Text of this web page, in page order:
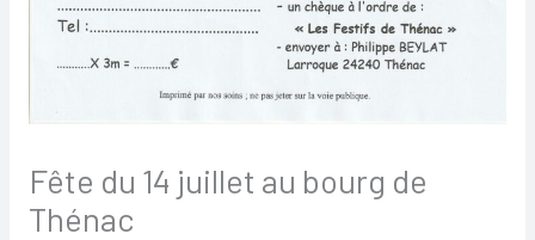
Fête du 14 juillet au bourg de
Thénac